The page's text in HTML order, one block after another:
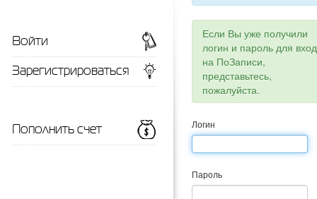
Если Вы уже получили
логин и пароль для
на ПоЗаписи,
представьтесь,
пожалуйста.
Логин
Пароль
Войти
Зарегистрироваться
Пополнить счет